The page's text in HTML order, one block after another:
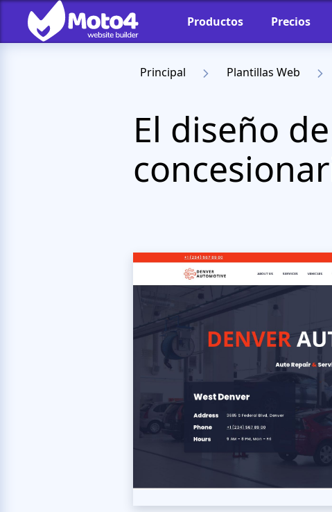
Productos Precios
Principal Plantillas Web
El diseño